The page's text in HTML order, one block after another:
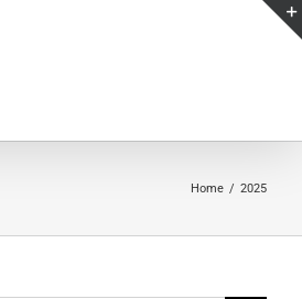
Home / 2025